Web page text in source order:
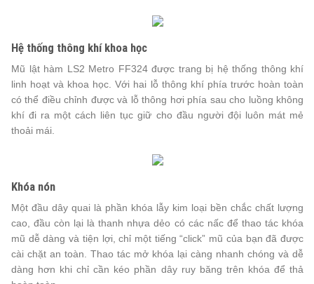
Hệ thống thông khí khoa học
Mũ lật hàm LS2 Metro FF324 được trang bị hệ thống thông khí
linh hoạt và khoa học. Với hai lỗ thông khí phía trước hoàn toàn
có thể điều chỉnh được và lỗ thông hơi phía sau cho luồng không
khí đi ra một cách liên tục giữ cho đầu người đội luôn mát mẻ
thoải mái.
Khóa nón
Một đầu dây quai là phần khóa lẫy kim loại bền chắc chất lượng
cao, đầu còn lại là thanh nhựa dẻo có các nấc để thao tác khóa
mũ dễ dàng và tiện lợi, chỉ một tiếng “click” mũ của bạn đã được
cài chặt an toàn. Thao tác mở khóa lại càng nhanh chóng và dễ
dàng hơn khi chỉ cần kéo phần dây ruy băng trên khóa để thả